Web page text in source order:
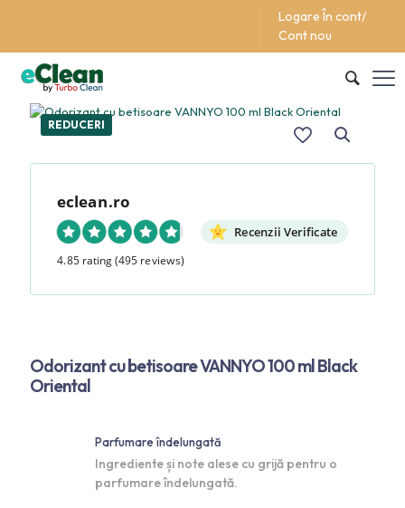
Logare În cont/
Cont nou
REDUCERI
eclean.ro
Recenzii Verificate
4.85 rating(495 reviews)
Odorizant cu betisoare VANNYO 100 ml Black
Oriental
Parfumare îndelungată
Ingrediente și note alese cu grijă pentru o
parfumare îndelungată.